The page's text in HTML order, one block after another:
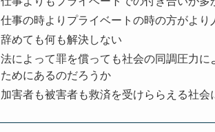
仕事の時よりプライベートの時の方がよ
辞めても何も解決しない
法によって罪を償っても社会の同調圧力
ためにあるのだろうか
加害者も被害者も救済を受けららえる社会